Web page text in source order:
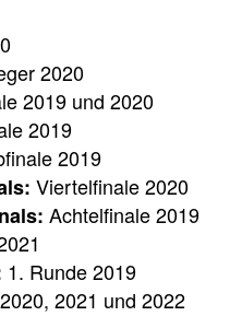
2020
2019 und 2020
2019
2019
Viertelfinale 2020
Achtelfinale 2019
1. Runde 2019
2021 und 2022